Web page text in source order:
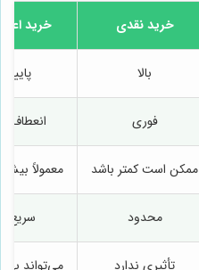
خرید نقدی خرید
بالا پایین
فوری
ممکن است کمتر باشد معمولاً
محدود سریع‌تر
تأثیری ندارد می‌تواند